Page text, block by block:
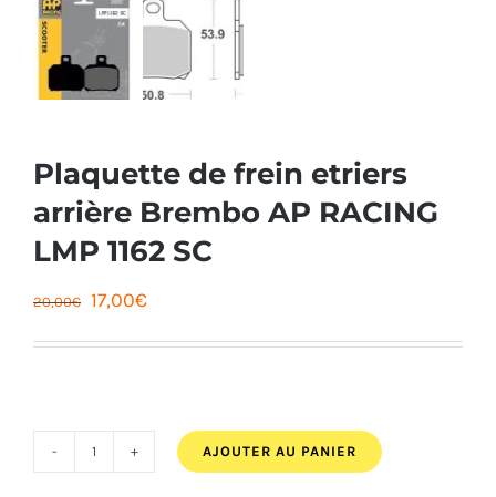
Plaquette de frein etriers
arrière Brembo AP RACING
LMP 1162 SC
20,00 €
Le
17,00€Le
17,00€.
quantité
AJOUTER AU PANIER